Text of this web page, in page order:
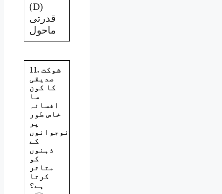
(D)
قدرتی
ماحول
11. شوکت
صدیقی
کا کون
سا
افسانہ
خاص طور
پر
نوجوانوں
کے
ذہنوں
کو
متاثر
کرتا
ہے؟